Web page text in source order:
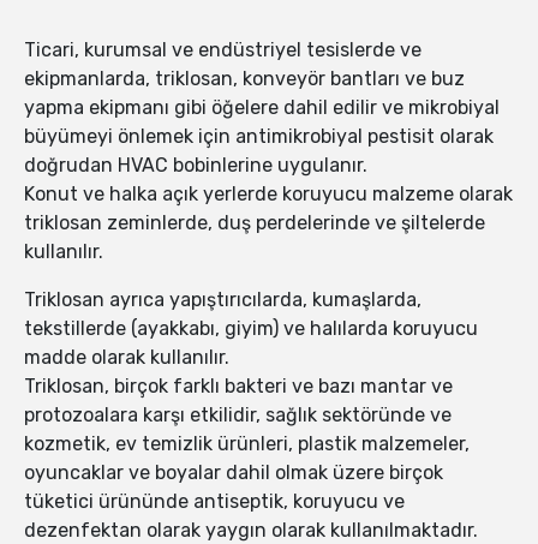
Ticari, kurumsal ve endüstriyel tesislerde ve
ekipmanlarda, triklosan, konveyör bantları ve buz
yapma ekipmanı gibi öğelere dahil edilir ve mikrobiyal
büyümeyi önlemek için antimikrobiyal pestisit olarak
doğrudan HVAC bobinlerine uygulanır.
Konut ve halka açık yerlerde koruyucu malzeme olarak
triklosan zeminlerde, duş perdelerinde ve şiltelerde
kullanılır.
Triklosan ayrıca yapıştırıcılarda, kumaşlarda,
tekstillerde (ayakkabı, giyim) ve halılarda koruyucu
madde olarak kullanılır.
Triklosan, birçok farklı bakteri ve bazı mantar ve
protozoalara karşı etkilidir, sağlık sektöründe ve
kozmetik, ev temizlik ürünleri, plastik malzemeler,
oyuncaklar ve boyalar dahil olmak üzere birçok
tüketici ürününde antiseptik, koruyucu ve
dezenfektan olarak yaygın olarak kullanılmaktadır.